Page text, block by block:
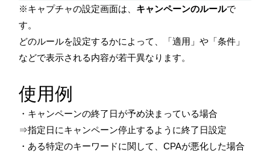
※キャプチャの設定画面は、 キャンペーンのルールで
す。
どのルールを設定するかによって、「適用」や「条件」
などで表示される内容が若干異なります。
使用例
・キャンペーンの終了日が予め決まっている場合
⇒指定日にキャンペーン停止するように終了日設定
・ある特定のキーワードに関して、CPAが悪化した場合